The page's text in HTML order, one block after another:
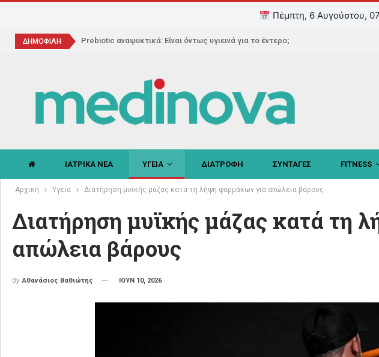
Πέμπτη, 6 Αυγούστου,
ΔΗΜΟΦΙΛΗ Prebiotic αναψυκτικά: Είναι όντως υγιεινά για το έντερο;
ΙΑΤΡΙΚΑ ΝΕΑ ΥΓΕΙΑ ΔΙΑΤΡΟΦΗ ΣΥΝΤΑΓΕΣ FITNESS
Αρχική Υγεία Διατήρηση μυϊκής μάζας κατά τη λήψη φαρμάκων για απώλεια βάρους
Διατήρηση μυϊκής μάζας κατά τη
απώλεια βάρους
By Αθανάσιος Βαθιώτης ΙΟΥΝ 10, 2026